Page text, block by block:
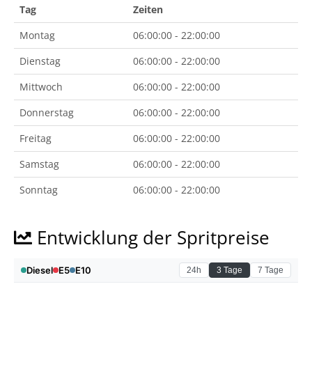
Tag
Zeiten
Montag
06:00:00 - 22:00:00
Dienstag
06:00:00 - 22:00:00
Mittwoch
06:00:00 - 22:00:00
Donnerstag
06:00:00 - 22:00:00
Freitag
06:00:00 - 22:00:00
Samstag
06:00:00 - 22:00:00
Sonntag
06:00:00 - 22:00:00
Entwicklung der Spritpreise